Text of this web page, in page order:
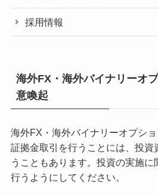
採用情報
海外FX・海外バイナリーオ
意喚起
海外FX・海外バイナリーオプシ
証拠金取引を行うことには、投資
うこともあります。投資の実施
行うようにしてください。